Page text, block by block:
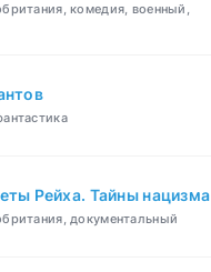
комедия, военный,
Рейха. Тайны нацизма
документальный